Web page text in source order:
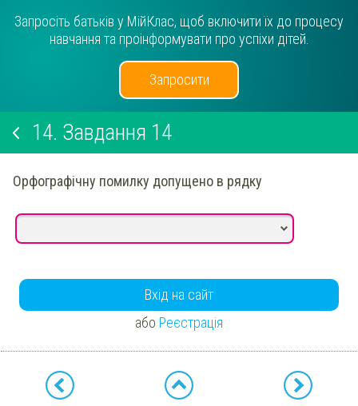
Запросіть батьків у МійКлас, щоб включити їх до процесу
навчання та проінформувати про успіхи дітей.
Запросити
14. Завдання 14
Орфографічну помилку допущено в рядку
Вхід на сайт
або Реєстрація